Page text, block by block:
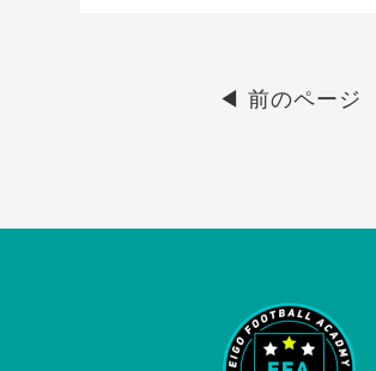
◀︎ 前のページ